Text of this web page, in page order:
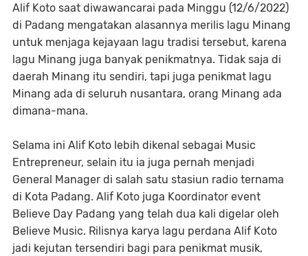
Alif Koto saat diwawancarai pada Minggu (12/6/2022)
di Padang mengatakan alasannya merilis lagu Minang
untuk menjaga kejayaan lagu tradisi tersebut, karena
lagu Minang juga banyak penikmatnya. Tidak saja di
daerah Minang itu sendiri, tapi juga penikmat lagu
Minang ada di seluruh nusantara, orang Minang ada
dimana-mana.
Selama ini Alif Koto lebih dikenal sebagai Music
Entrepreneur, selain itu ia juga pernah menjadi
General Manager di salah satu stasiun radio ternama
di Kota Padang. Alif Koto juga Koordinator event
Believe Day Padang yang telah dua kali digelar oleh
Believe Music. Rilisnya karya lagu perdana Alif Koto
jadi kejutan tersendiri bagi para penikmat musik,